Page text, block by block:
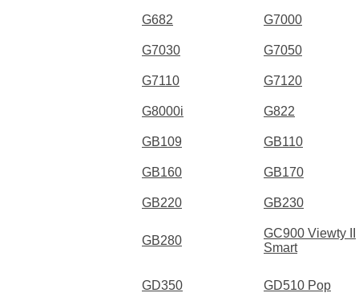
G682 G7000
G7030 G7050
G7110 G7120
G8000i G822
GB109 GB110
GB160 GB170
GB220 GB230
GB280
GC900 Viewty II
Smart
GD350 GD510 Pop